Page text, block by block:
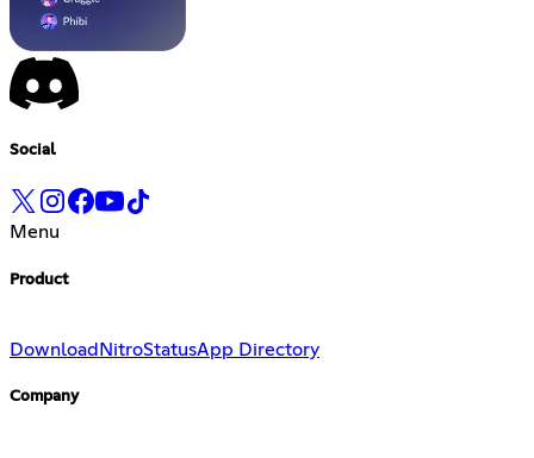
Social
Menu
Product
Download NitroStatusApp Directory
Company